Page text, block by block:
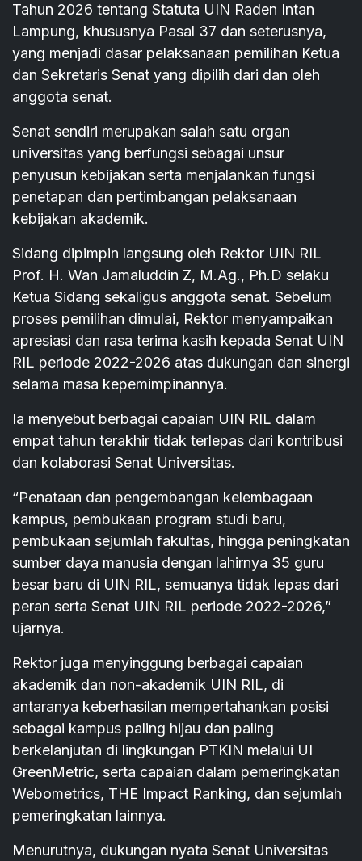
Tahun 2026 tentang Statuta UIN Raden Intan
Lampung, khususnya Pasal 37 dan seterusnya,
yang menjadi dasar pelaksanaan pemilihan Ketua
dan Sekretaris Senat yang dipilih dari dan oleh
anggota senat.
Senat sendiri merupakan salah satu organ
universitas yang berfungsi sebagai unsur
penyusun kebijakan serta menjalankan fungsi
penetapan dan pertimbangan pelaksanaan
kebijakan akademik.
Sidang dipimpin langsung oleh Rektor UIN RIL
Prof. H. Wan Jamaluddin Z, M.Ag., Ph.D selaku
Ketua Sidang sekaligus anggota senat. Sebelum
proses pemilihan dimulai, Rektor menyampaikan
apresiasi dan rasa terima kasih kepada Senat UIN
RIL periode 2022-2026 atas dukungan dan sinergi
selama masa kepemimpinannya.
Ia menyebut berbagai capaian UIN RIL dalam
empat tahun terakhir tidak terlepas dari kontribusi
dan kolaborasi Senat Universitas.
“Penataan dan pengembangan kelembagaan
kampus, pembukaan program studi baru,
pembukaan sejumlah fakultas, hingga peningkatan
sumber daya manusia dengan lahirnya 35 guru
besar baru di UIN RIL, semuanya tidak lepas dari
peran serta Senat UIN RIL periode 2022-2026,”
ujarnya.
Rektor juga menyinggung berbagai capaian
akademik dan non-akademik UIN RIL, di
antaranya keberhasilan mempertahankan posisi
sebagai kampus paling hijau dan paling
berkelanjutan di lingkungan PTKIN melalui UI
GreenMetric, serta capaian dalam pemeringkatan
Webometrics, THE Impact Ranking, dan sejumlah
pemeringkatan lainnya.
Menurutnya, dukungan nyata Senat Universitas